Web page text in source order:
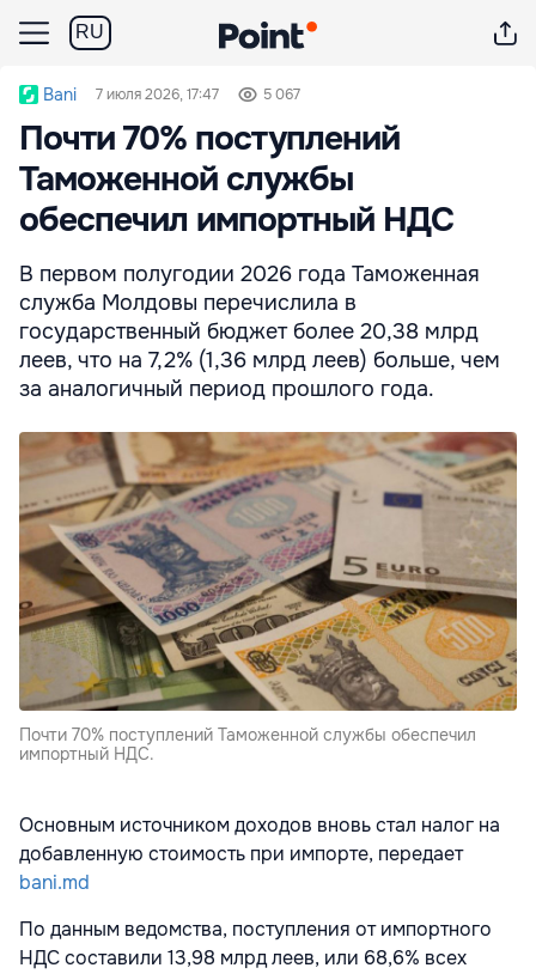
RU
Bani 7 июля 2026, 17:47 5 067
Почти 70% поступлений
Таможенной службы
обеспечил импортный НДС
В первом полугодии 2026 года Таможенная
служба Молдовы перечислила в
государственный бюджет более 20,38 млрд
леев, что на 7,2% (1,36 млрд леев) больше, чем
за аналогичный период прошлого года.
Почти 70% поступлений Таможенной службы обеспечил
импортный НДС.
Основным источником доходов вновь стал налог на
добавленную стоимость при импорте, передает
bani.md
По данным ведомства, поступления от импортного
НДС составили 13,98 млрд леев, или 68,6% всех